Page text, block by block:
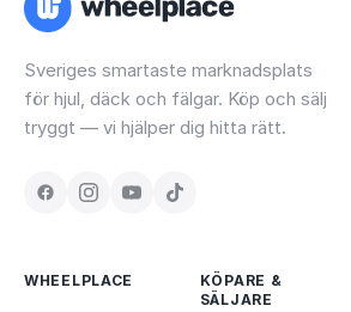
Sveriges smartaste marknadsplats
för hjul, däck och fälgar. Köp och sälj
tryggt — vi hjälper dig hitta rätt.
WHEELPLACE
KÖPARE &
SÄLJARE